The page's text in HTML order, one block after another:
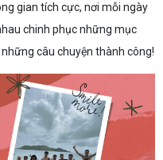
gian tích cực, nơi mỗi ngày
chinh phục những mục
câu chuyện thành công!